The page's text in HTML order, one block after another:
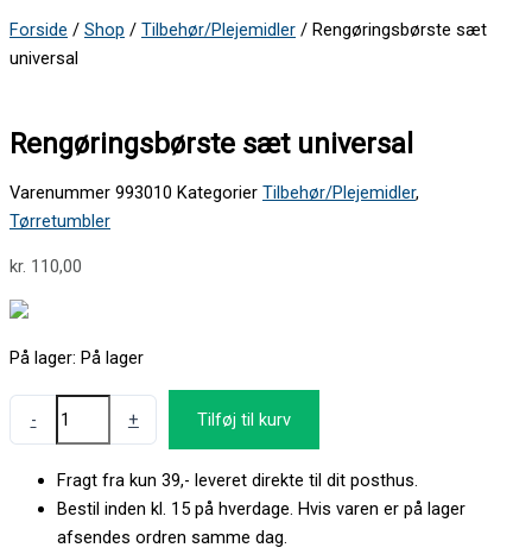
Forside / Shop / Tilbehør/Plejemidler / Rengøringsbørste sæt
universal
Rengøringsbørste sæt universal
Varenummer 993010 Kategorier Tilbehør/Plejemidler,
Tørretumbler
kr. 110,00
På lager: På lager
- + Tilføj til kurv
Fragt fra kun 39,- leveret direkte til dit posthus.
Bestil inden kl. 15 på hverdage. Hvis varen er på lager
afsendes ordren samme dag.